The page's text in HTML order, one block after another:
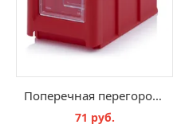
Поперечная перегородка SK, QT 2
71 руб.